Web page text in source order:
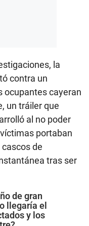
la
contra un
ocupantes cayeran
un tráiler que
al no poder
portaban
de
tras ser
de gran
llegaría el
y los